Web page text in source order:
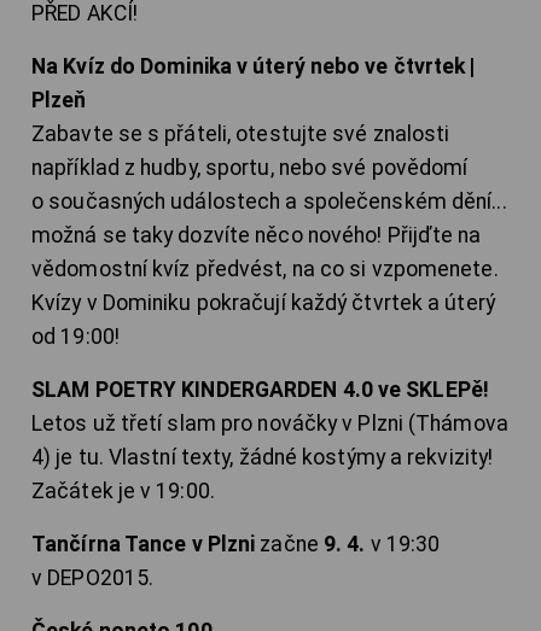
PŘED AKCÍ!
Na Kvíz do Dominika v úterý nebo ve čtvrtek |
Plzeň
Zabavte se s přáteli, otestujte své znalosti
například z hudby, sportu, nebo své povědomí
o současných událostech a společenském dění...
možná se taky dozvíte něco nového! Přijďte na
vědomostní kvíz předvést, na co si vzpomenete.
Kvízy v Dominiku pokračují každý čtvrtek a úterý
od 19:00!
SLAM POETRY KINDERGARDEN 4.0 ve SKLEPě!
Letos už třetí slam pro nováčky v Plzni (Thámova
4) je tu. Vlastní texty, žádné kostýmy a rekvizity!
Začátek je v 19:00.
Tančírna Tance v Plzni začne 9. 4. v 19:30
v DEPO2015.